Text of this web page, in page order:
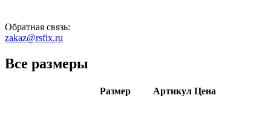
Обратная связь:
zakaz@rsfix.ru
Все размеры
Размер Артикул Цена